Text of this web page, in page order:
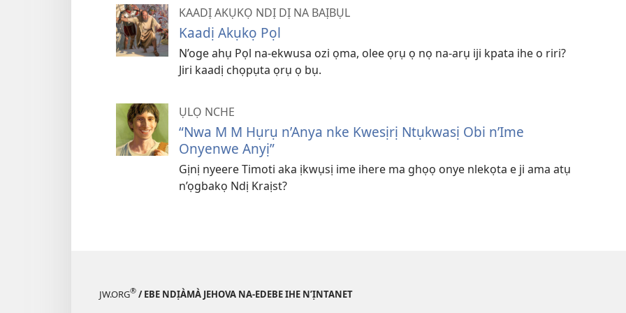
KAADỊ AKỤKỌ NDỊ DỊ NA BAỊBỤL
Kaadị Akụkọ Pọl
N’oge ahụ Pọl na-ekwusa ozi ọma, olee ọrụ ọ nọ na-arụ iji kpata ihe o riri?
Jiri kaadị chọpụta ọrụ ọ bụ.
ỤLỌ NCHE
“Nwa M M Hụrụ n’Anya nke Kwesịrị Ntụkwasị Obi n’Ime
Onyenwe Anyị”
Gịnị nyeere Timoti aka ịkwụsị ime ihere ma ghọọ onye nlekọta e ji ama atụ
n’ọgbakọ Ndị Kraịst?
JW.ORG® / EBE NDỊÀMÀ JEHOVA NA-EDEBE IHE N’ỊNTANET